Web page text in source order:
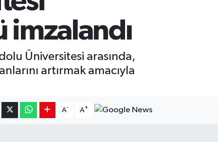
imzalandı
Üniversitesi arasında,
artırmak amacıyla
A- A+